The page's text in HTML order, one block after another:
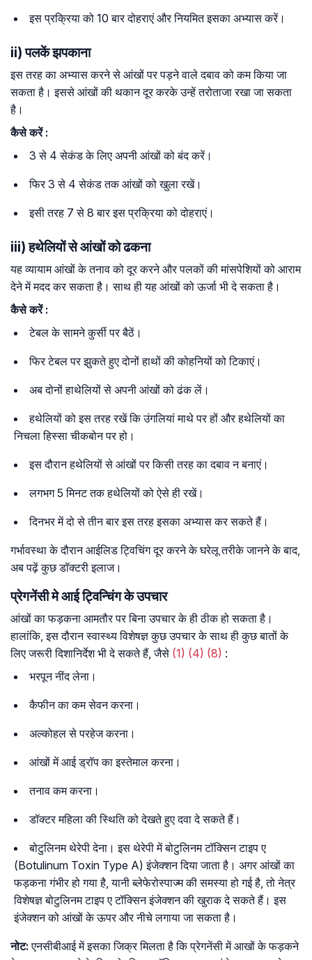
इस प्रक्रिया को 10 बार दोहराएं और नियमित इसका अभ्यास करें।
ii) पलकें झपकाना
इस तरह का अभ्यास करने से आंखों पर पड़ने वाले दबाव को कम किया जा
सकता है। इससे आंखों की थकान दूर करके उन्हें तरोताजा रखा जा सकता
है।
कैसे करें:
3 से 4 सेकंड के लिए अपनी आंखों को बंद करें।
फिर 3 से 4 सेकंड तक आंखों को खुला रखें।
इसी तरह 7 से 8 बार इस प्रक्रिया को दोहराएं।
iii) हथेलियों से आंखों को ढकना
यह व्यायाम आंखों के तनाव को दूर करने और पलकों की मांसपेशियों को आराम
देने में मदद कर सकता है। साथ ही यह आंखों को ऊर्जा भी दे सकता है।
कैसे करें:
टेबल के सामने कुर्सी पर बैठें।
फिर टेबल पर झुकते हुए दोनों हाथों की कोहनियों को टिकाएं।
अब दोनों हाथेलियों से अपनी आंखों को ढंक लें।
हथेलियों को इस तरह रखें कि उंगलियां माथे पर हों और हथेलियों का
निचला हिस्सा चीकबोन पर हो।
इस दौरान हथेलियों से आंखों पर किसी तरह का दबाव न बनाएं।
लगभग 5 मिनट तक हथेलियों को ऐसे ही रखें।
दिनभर में दो से तीन बार इस तरह इसका अभ्यास कर सकते हैं।
गर्भावस्था के दौरान आईलिड ट्विचिंग दूर करने के घरेलू तरीके जानने के बाद,
अब पढ़ें कुछ डॉक्टरी इलाज।
प्रेगनेंसी मे आई ट्विन्चिंग के उपचार
आंखों का फड़कना आमतौर पर बिना उपचार के ही ठीक हो सकता है।
हालांकि, इस दौरान स्वास्थ्य विशेषज्ञ कुछ उपचार के साथ ही कुछ बातों के
लिए जरूरी दिशानिर्देश भी दे सकते हैं, जैसे (1) (4) (8) :
भरपून नींद लेना।
कैफीन का कम सेवन करना।
अल्कोहल से परहेज करना।
आंखों में आई ड्रॉप का इस्तेमाल करना।
तनाव कम करना।
डॉक्टर महिला की स्थिति को देखते हुए दवा दे सकते हैं।
बोटुलिनम थेरेपी देना। इस थेरेपी में बोटुलिनम टॉक्सिन टाइप ए
(Botulinum Toxin Type A) इंजेक्शन दिया जाता है। अगर आंखों का
फड़कना गंभीर हो गया है, यानी ब्लेफेरोस्पाज्म की समस्या हो गई है, तो नेत्र
विशेषज्ञ बोटुलिनम टाइप ए टॉक्सिन इंजेक्शन की खुराक दे सकते हैं। इस
इंजेक्शन को आंखों के ऊपर और नीचे लगाया जा सकता है।
नोट:एनसीबीआई में इसका जिक्र मिलता है कि प्रेगनेंसी में आखों के फड़कने